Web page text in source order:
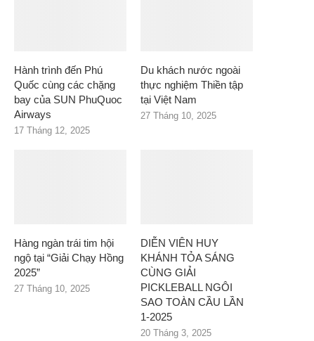
Hành trình đến Phú
Quốc cùng các chặng
bay của SUN PhuQuoc
Airways
17 Tháng 12, 2025
Du khách nước ngoài
thực nghiệm Thiền tập
tại Việt Nam
27 Tháng 10, 2025
Hàng ngàn trái tim hội
ngộ tại “Giải Chạy Hồng
2025”
27 Tháng 10, 2025
DIỄN VIÊN HUY
KHÁNH TỎA SÁNG
CÙNG GIẢI
PICKLEBALL NGÔI
SAO TOÀN CẦU LẦN
1-2025
20 Tháng 3, 2025